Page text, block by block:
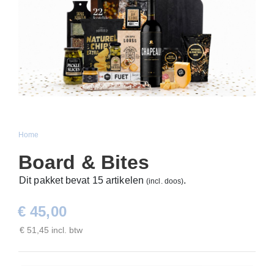
Home
Board & Bites
Dit pakket bevat 15 artikelen (incl. doos).
€ 45,00
€ 51,45 incl. btw